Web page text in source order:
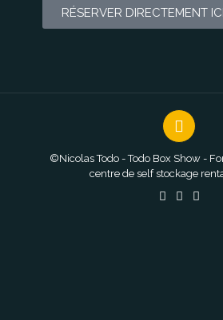
RÉSERVER DIRECTEMENT ICI
©Nicolas Todo - Todo Box Show -
centre de self stockage